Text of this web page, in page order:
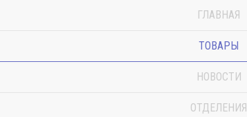
ГЛАВНАЯ
ТОВАРЫ
НОВОСТИ
ОТДЕЛЕНИЯ